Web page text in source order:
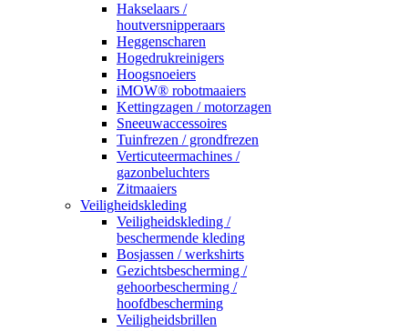
Hakselaars /
houtversnipperaars
Heggenscharen
Hogedrukreinigers
Hoogsnoeiers
iMOW® robotmaaiers
Kettingzagen / motorzagen
Sneeuwaccessoires
Tuinfrezen / grondfrezen
Verticuteermachines /
gazonbeluchters
Zitmaaiers
Veiligheidskleding
Veiligheidskleding /
beschermende kleding
Bosjassen / werkshirts
Gezichtsbescherming /
gehoorbescherming /
hoofdbescherming
Veiligheidsbrillen